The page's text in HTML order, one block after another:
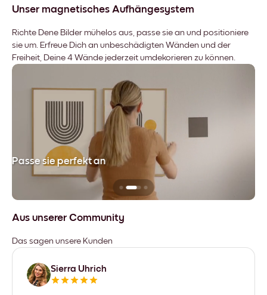
Unser magnetisches Aufhängesystem
Richte Dene Bilder mühelos aus, passe sie an und positioniere
sie um. Erfreue Dich an unbeschädigten Wänden und der
Freiheit, Deine 4 Wände jederzeit umdekorieren zu können.
Passe sie perfekt an
Aus unserer Community
Das sagen unsere Kunden
Sierra Uhrich